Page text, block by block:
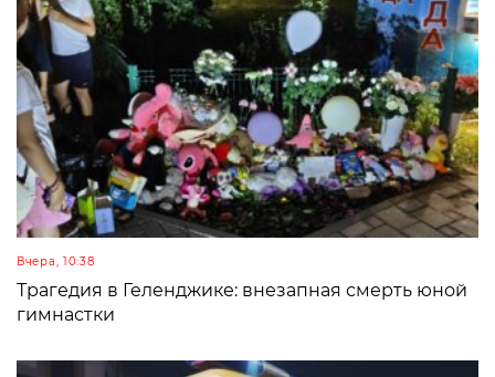
Вчера, 10:38
Трагедия в Геленджике: внезапная смерть юной
гимнастки